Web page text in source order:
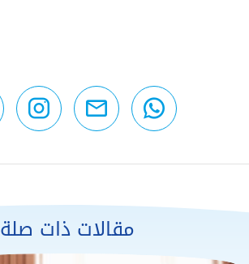
مقالات ذات صلة